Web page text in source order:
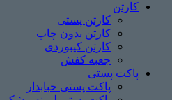
کارتن
کارتن پستی
کارتن بدون چاپ
کارتن کیبوردی
جعبه کفش
پاکت پستی
پاکت پستی حبابدار